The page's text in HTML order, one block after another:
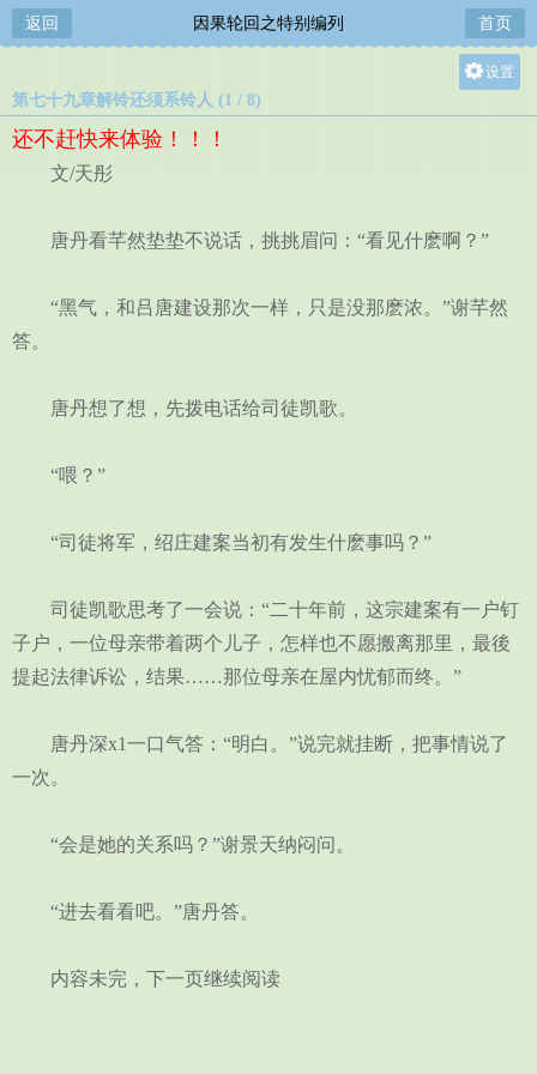
返回 因果轮回之特别编列 首页
设置
第七十九章解铃还须系铃人 (1 / 8)
还不赶快来体验！！！
文/天彤
唐丹看芊然垫垫不说话，挑挑眉问：“看见什麽啊？”
“黑气，和吕唐建设那次一样，只是没那麽浓。”谢芊然
答。
唐丹想了想，先拨电话给司徒凯歌。
“喂？”
“司徒将军，绍庄建案当初有发生什麽事吗？”
司徒凯歌思考了一会说：“二十年前，这宗建案有一户钉
子户，一位母亲带着两个儿子，怎样也不愿搬离那里，最後
提起法律诉讼，结果……那位母亲在屋内忧郁而终。”
唐丹深x1一口气答：“明白。”说完就挂断，把事情说了
一次。
“会是她的关系吗？”谢景天纳闷问。
“进去看看吧。”唐丹答。
内容未完，下一页继续阅读